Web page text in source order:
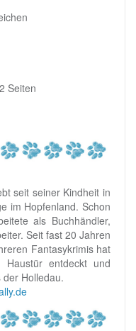
Seiten
seit seiner Kindheit in
im Hopfenland. Schon
als Buchhändler,
Seit fast 20 Jahren
Fantasykrimis hat
entdeckt und
Holledau.